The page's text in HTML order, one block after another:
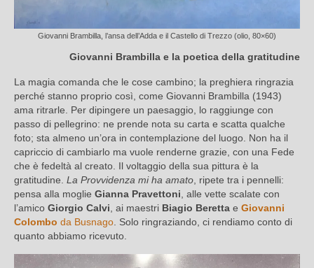
Giovanni Brambilla, l’ansa dell’Adda e il Castello di Trezzo (olio, 80×60)
Giovanni Brambilla e la poetica della gratitudine
La magia comanda che le cose cambino; la preghiera ringrazia
perché stanno proprio così, come Giovanni Brambilla (1943)
ama ritrarle. Per dipingere un paesaggio, lo raggiunge con
passo di pellegrino: ne prende nota su carta e scatta qualche
foto; sta almeno un’ora in contemplazione del luogo. Non ha il
capriccio di cambiarlo ma vuole renderne grazie, con una Fede
che è fedeltà al creato. Il voltaggio della sua pittura è la
gratitudine. La Provvidenza mi ha amato , ripete tra i pennelli:
pensa alla moglie Gianna Pravettoni , alle vette scalate con
l’amico Giorgio Calvi , ai maestri Biagio Beretta e Giovanni
Colombo da Busnago . Solo ringraziando, ci rendiamo conto di
quanto abbiamo ricevuto.